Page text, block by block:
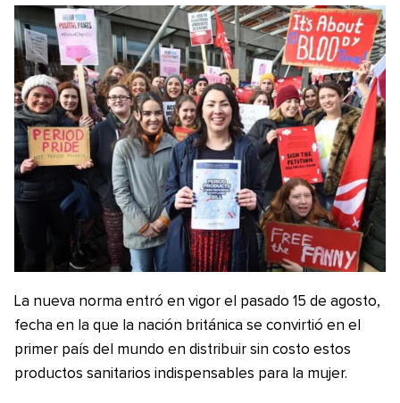
La nueva norma entró en vigor el pasado 15 de agosto,
fecha en la que la nación británica se convirtió en el
primer país del mundo en distribuir sin costo estos
productos sanitarios indispensables para la mujer.